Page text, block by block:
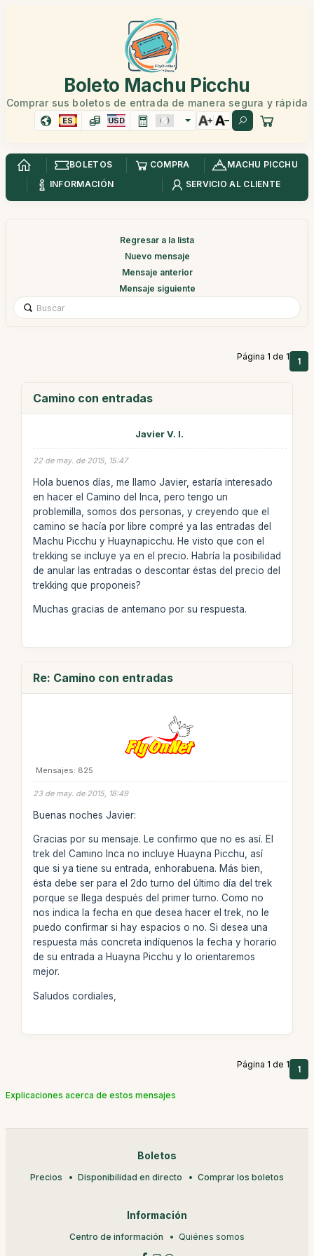
Boleto Machu Picchu
Comprar sus boletos de entrada de manera segura y rápida
ES USD
BOLETOS COMPRA
MACHU PICCHU
INFORMACIÓN
SERVICIO AL CLIENTE
Regresar a la lista
Nuevo mensaje
Mensaje anterior
Mensaje siguiente
Página 1 de 1 1
Camino con entradas
Javier V. I.
22 de may. de 2015, 15:47
Hola buenos días, me llamo Javier, estaría interesado
en hacer el Camino del Inca, pero tengo un
problemilla, somos dos personas, y creyendo que el
camino se hacía por libre compré ya las entradas del
Machu Picchu y Huaynapicchu. He visto que con el
trekking se incluye ya en el precio. Habría la posibilidad
de anular las entradas o descontar éstas del precio del
trekking que proponeis?
Muchas gracias de antemano por su respuesta.
Re: Camino con entradas
Mensajes: 825
23 de may. de 2015, 18:49
Buenas noches Javier:
Gracias por su mensaje. Le confirmo que no es así. El
trek del Camino Inca no incluye Huayna Picchu, así
que si ya tiene su entrada, enhorabuena. Más bien,
ésta debe ser para el 2do turno del último día del trek
porque se llega después del primer turno. Como no
nos indica la fecha en que desea hacer el trek, no le
puedo confirmar si hay espacios o no. Si desea una
respuesta más concreta indíquenos la fecha y horario
de su entrada a Huayna Picchu y lo orientaremos
mejor.
Saludos cordiales,
Página 1 de 1 1
Explicaciones acerca de estos mensajes
Boletos
Precios Disponibilidad en directo Comprar los boletos
Información
Centro de información Quiénes somos